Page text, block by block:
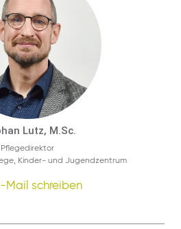
Lutz, M.Sc.
Pflegedirektor
Kinder- und Jugendzentrum
Mail schreiben